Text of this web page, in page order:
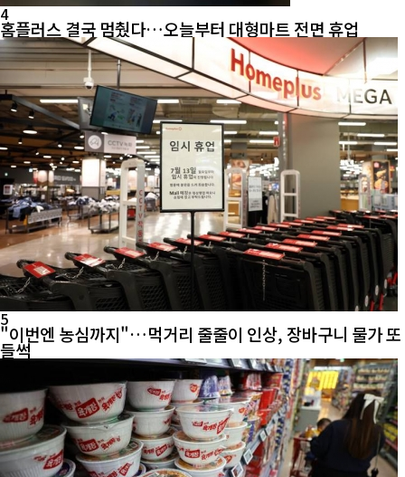
4
홈플러스 결국 멈췄다…오늘부터 대형마트 전면 휴업
5
"이번엔 농심까지"…먹거리 줄줄이 인상, 장바구니 물가 또
들썩